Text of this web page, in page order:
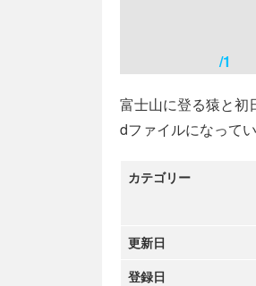
/1
富士山に登る猿と初
dファイルになって
カテゴリー
更新日
登録日